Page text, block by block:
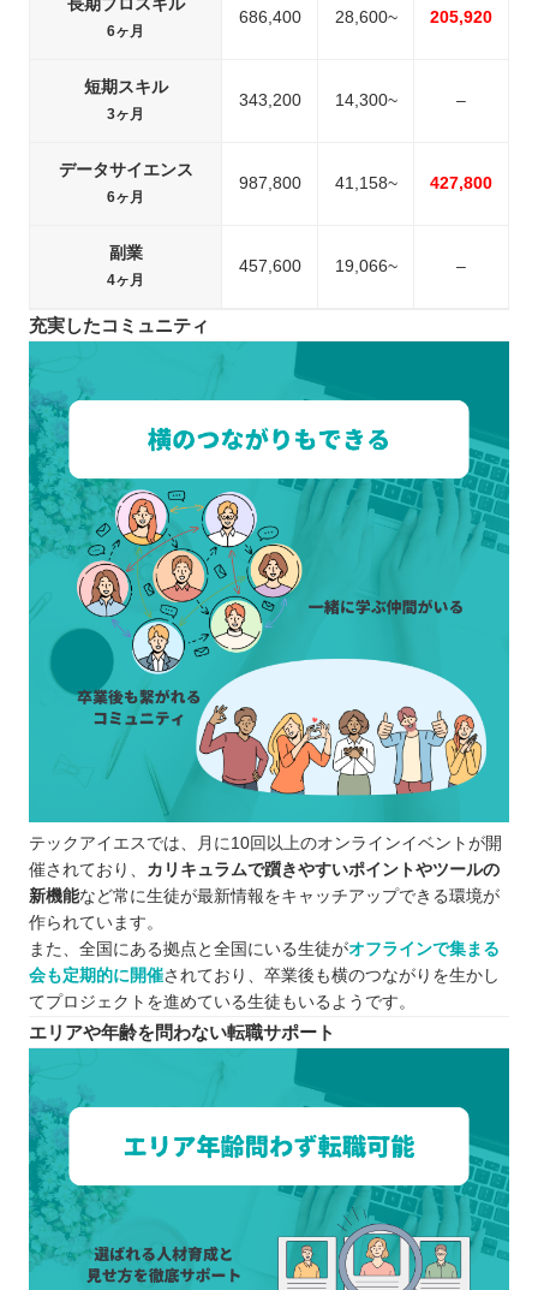
長期プロスキル
6ヶ月
686,400 28,600~ 205,920
短期スキル
3ヶ月
343,200 14,300~ –
データサイエンス
6ヶ月
987,800 41,158~ 427,800
副業
4ヶ月
457,600 19,066~ –
充実したコミュニティ
テックアイエスでは、月に10回以上のオンラインイベントが開
催されており、 カリキュラムで躓きやすいポイントやツールの
新機能など常に生徒が最新情報をキャッチアップできる環境が
作られています。
また、全国にある拠点と全国にいる生徒がオフラインで集まる
会も定期的に開催されており、卒業後も横のつながりを生かし
てプロジェクトを進めている生徒もいるようです。
エリアや年齢を問わない転職サポート